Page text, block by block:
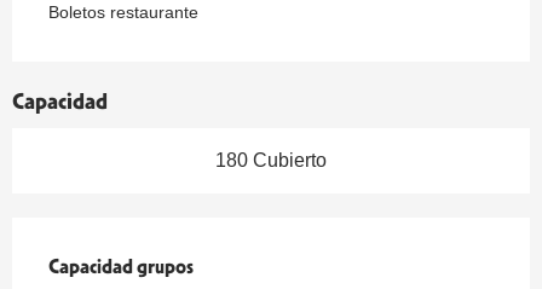
Boletos restaurante
Capacidad
180 Cubierto
Capacidad grupos
Capacidad grupos